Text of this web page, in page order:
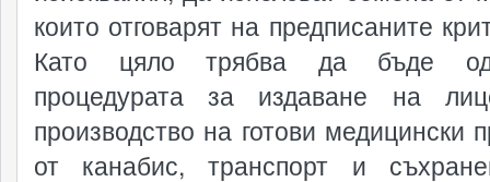
които отговарят на предписаните
Като цяло трябва да бъде
процедурата за издаване на
производство на готови медицински
от канабис, транспорт и